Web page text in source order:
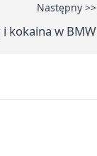
Następny >>
kokaina w BMW